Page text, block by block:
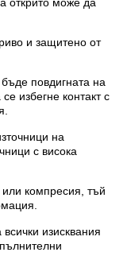
и защитено от
повдигната на
избегне контакт с
на
с висока
компресия, тъй
изисквания